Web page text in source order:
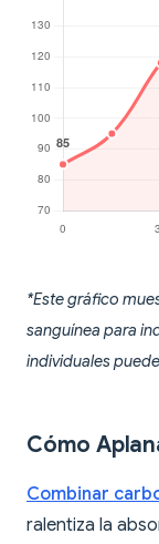
*Este gráfico
sanguínea para
individuales
Cómo
Combinar
ralentiza la